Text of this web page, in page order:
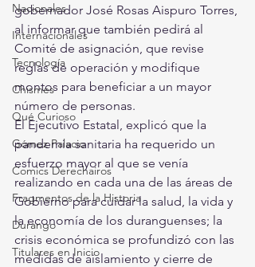
Nacionales
Internacionales
Tecnología
Chismes
Qué Curioso
Gómez Palacio
Comics Derechairos
Fragmentos de la Historia
Durango
Titulares en Inicio
gobernador José Rosas Aispuro Torres,
al informar que también pedirá al
Comité de asignación, que revise
reglas de operación y modifique
montos para beneficiar a un mayor
número de personas.
El Ejecutivo Estatal, explicó que la
pandemia sanitaria ha requerido un
esfuerzo mayor al que se venía
realizando en cada una de las áreas de
Gobierno para cuidar la salud, la vida y
la economía de los duranguenses; la
crisis económica se profundizó con las
medidas de aislamiento y cierre de